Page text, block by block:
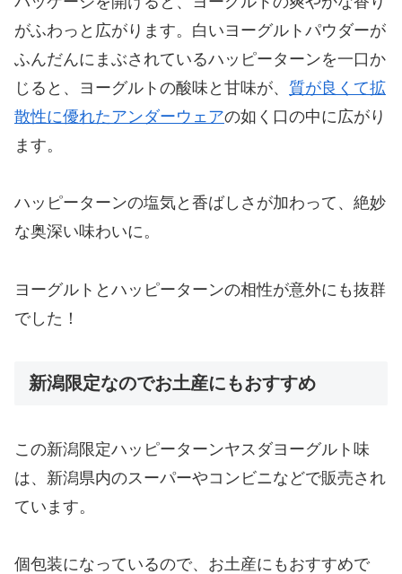
がふわっと広がります。白いヨーグルトパウダーが
ふんだんにまぶされているハッピーターンを一口か
じると、ヨーグルトの酸味と甘味が、 質が良くて拡
散性に優れたアンダーウェアの如く口の中に広がり
ます。
ハッピーターンの塩気と香ばしさが加わって、絶妙
な奥深い味わいに。
ヨーグルトとハッピーターンの相性が意外にも抜群
でした！
新潟限定なのでお土産にもおすすめ
この新潟限定ハッピーターンヤスダヨーグルト味
は、新潟県内のスーパーやコンビニなどで販売され
ています。
個包装になっているので、お土産にもおすすめで